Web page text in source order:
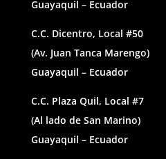
Guayaquil – Ecuador
C.C. Dicentro, Local #50
(Av. Juan Tanca Marengo)
Guayaquil – Ecuador
C.C. Plaza Quil, Local #7
(Al lado de San Marino)
Guayaquil – Ecuador